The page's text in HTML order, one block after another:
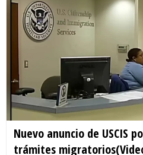
Nuevo anuncio de USCIS
trámites